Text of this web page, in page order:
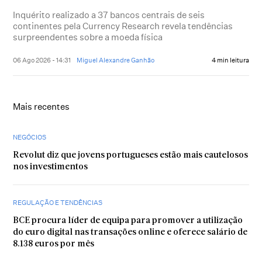
Inquérito realizado a 37 bancos centrais de seis
continentes pela Currency Research revela tendências
surpreendentes sobre a moeda física
06 Ago 2026 - 14:31 Miguel Alexandre Ganhão 4 min leitura
Mais recentes
NEGÓCIOS
Revolut diz que jovens portugueses estão mais cautelosos
nos investimentos
REGULAÇÃO E TENDÊNCIAS
BCE procura líder de equipa para promover a utilização
do euro digital nas transações online e oferece salário de
8.138 euros por mês